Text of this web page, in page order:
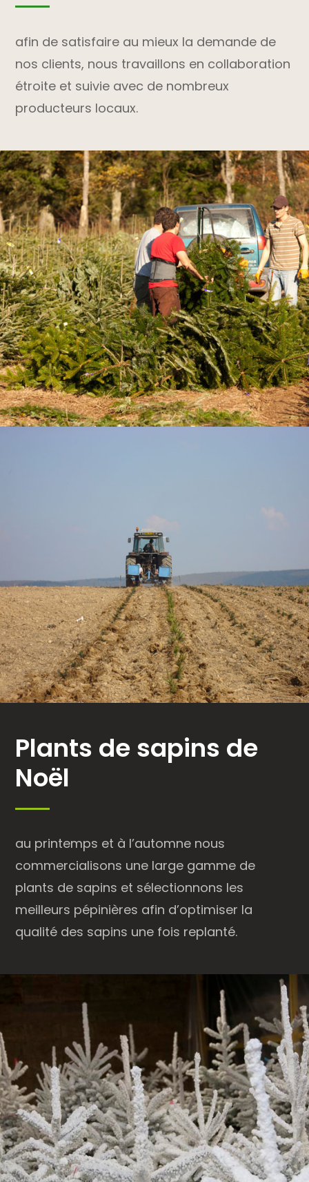
afin de satisfaire au mieux la demande de
nos clients, nous travaillons en collaboration
étroite et suivie avec de nombreux
producteurs locaux.
Plants de sapins de
Noël
au printemps et à l’automne nous
commercialisons une large gamme de
plants de sapins et sélectionnons les
meilleurs pépinières afin d’optimiser la
qualité des sapins une fois replanté.